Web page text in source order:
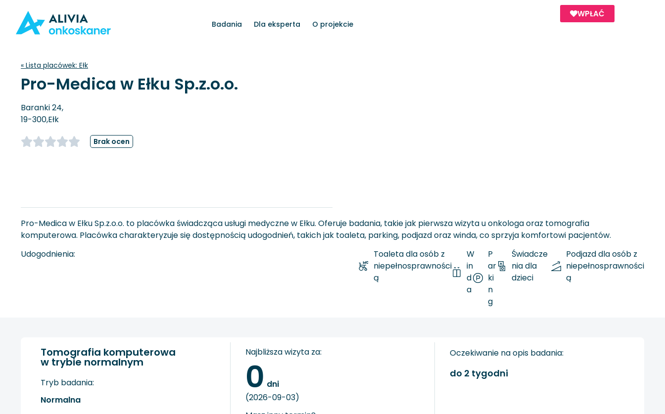
Badania Dla eksperta O projekcie
WPŁAĆ
« Lista placówek: Ełk
Pro-Medica w Ełku Sp.z.o.o.
Baranki 24,
19-300,Ełk
Brak ocen
Pro-Medica w Ełku Sp.z.o.o. to placówka świadcząca usługi medyczne w Ełku. Oferuje badania, takie jak pierwsza wizyta u onkologa oraz tomografia
komputerowa. Placówka charakteryzuje się dostępnością udogodnień, takich jak toaleta, parking, podjazd oraz winda, co sprzyja komfortowi pacjentów.
Udogodnienia:
Toaleta dla osób z
niepełnosprawności
ą
W
in
d
a
P
ar
ki
n
g
Świadcze
nia dla
dzieci
Podjazd dla osób z
niepełnosprawności
ą
Tomografia komputerowa
w trybie normalnym
Tryb badania:
Normalna
Najbliższa wizyta za:
0 dni
(2026-09-03)
Oczekiwanie na opis badania:
do 2 tygodni